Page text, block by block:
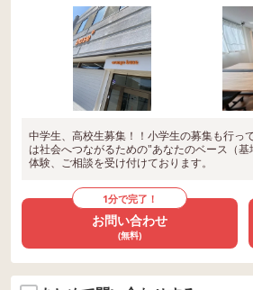
中学生、高校生募集！！小学生の募集も行っ
は社会へつながるための"あなたのベース（基
体験、ご相談を受け付けております。
1分で完了！
お問い合わせ
(無料)